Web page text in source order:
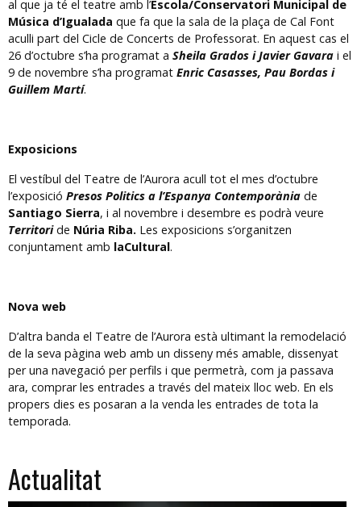
al que ja té el teatre amb l’Escola/Conservatori Municipal de
Música d’Igualada que fa que la sala de la plaça de Cal Font
aculli part del Cicle de Concerts de Professorat. En aquest cas el
26 d’octubre s’ha programat a Sheila Grados i Javier Gavara i el
9 de novembre s’ha programat Enric Casasses, Pau Bordas i
Guillem Martí.
Exposicions
El vestíbul del Teatre de l’Aurora acull tot el mes d’octubre
l’exposició Presos Politics a l’Espanya Contemporània de
Santiago Sierra, i al novembre i desembre es podrà veure
Territoride Núria Riba. Les exposicions s’organitzen
conjuntament amb laCultural.
Nova web
D’altra banda el Teatre de l’Aurora està ultimant la remodelació
de la seva pàgina web amb un disseny més amable, dissenyat
per una navegació per perfils i que permetrà, com ja passava
ara, comprar les entrades a través del mateix lloc web. En els
propers dies es posaran a la venda les entrades de tota la
temporada.
Actualitat